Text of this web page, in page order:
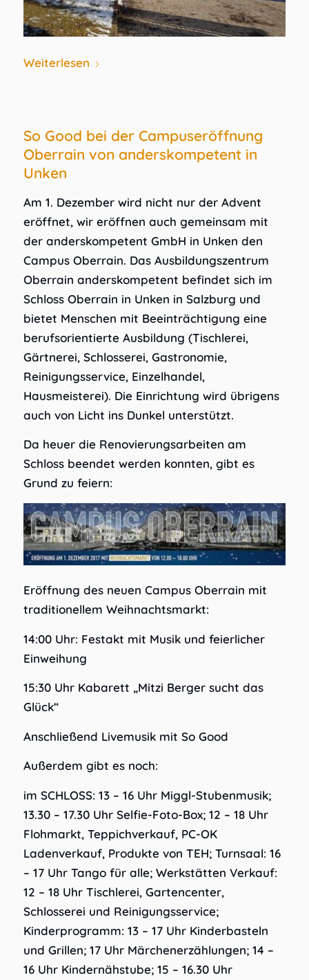
Weiterlesen
So Good bei der Campuseröffnung
Oberrain von anderskompetent in
Unken
Am 1. Dezember wird nicht nur der Advent
eröffnet, wir eröffnen auch gemeinsam mit
der anderskompetent GmbH in Unken den
Campus Oberrain. Das Ausbildungszentrum
Oberrain anderskompetent befindet sich im
Schloss Oberrain in Unken in Salzburg und
bietet Menschen mit Beeinträchtigung eine
berufsorientierte Ausbildung (Tischlerei,
Gärtnerei, Schlosserei, Gastronomie,
Reinigungsservice, Einzelhandel,
Hausmeisterei). Die Einrichtung wird übrigens
auch von Licht ins Dunkel unterstützt.
Da heuer die Renovierungsarbeiten am
Schloss beendet werden konnten, gibt es
Grund zu feiern:
Eröffnung des neuen Campus Oberrain mit
traditionellem Weihnachtsmarkt:
14:00 Uhr: Festakt mit Musik und feierlicher
Einweihung
15:30 Uhr Kabarett „Mitzi Berger sucht das
Glück“
Anschließend Livemusik mit So Good
Außerdem gibt es noch:
im SCHLOSS: 13 – 16 Uhr Miggl-Stubenmusik;
13.30 – 17.30 Uhr Selfie-Foto-Box; 12 – 18 Uhr
Flohmarkt, Teppichverkauf, PC-OK
Ladenverkauf, Produkte von TEH; Turnsaal: 16
– 17 Uhr Tango für alle; Werkstätten Verkauf:
12 – 18 Uhr Tischlerei, Gartencenter,
Schlosserei und Reinigungsservice;
Kinderprogramm: 13 – 17 Uhr Kinderbasteln
und Grillen; 17 Uhr Märchenerzählungen; 14 –
16 Uhr Kindernähstube; 15 – 16.30 Uhr